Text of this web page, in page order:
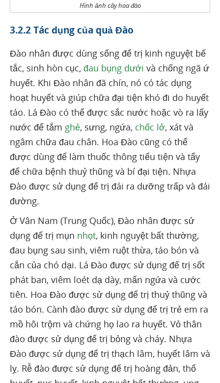
Hình ảnh cây hoa đào
3.2.2 Tác dụng của quả Đào
Đào nhân được dùng sống để trị kinh nguyệt bế
tắc, sinh hòn cục, đau bụng dưới và chống ngã ứ
huyết. Khi Đào nhân đã chín, nó có tác dụng
hoạt huyết và giúp chữa đại tiện khó đi do huyết
táo. Lá Đào có thể được sắc nước hoặc vò ra lấy
nước để tắm ghẻ, sưng, ngứa, chốc lở, xát và
ngâm chữa đau chân. Hoa Đào cũng có thể
được dùng để làm thuốc thông tiểu tiện và tẩy
để chữa bệnh thuỷ thũng và bí đại tiện. Nhựa
Đào được sử dụng để trị đái ra dưỡng trấp và đái
đường.
Ở Vân Nam (Trung Quốc), Đào nhân được sử
dụng để trị mụn nhọt, kinh nguyệt bất thường,
đau bụng sau sinh, viêm ruột thừa, táo bón và
cắn của chó dại. Lá Đào được sử dụng để trị sốt
phát ban, viêm loét dạ dày, mẩn ngứa và cước
tiên. Hoa Đào được sử dụng để trị thuỷ thũng và
táo bón. Cành đào được sử dụng để trị trẻ em ra
mồ hôi trộm và chứng họ lao ra huyết. Vỏ thân
đào được sử dụng để trị bỏng và cháy. Nhựa
Đào được sử dụng để trị thạch lâm, huyết lâm và
lỵ. Rễ đào được sử dụng để trị hoàng đản, thổ